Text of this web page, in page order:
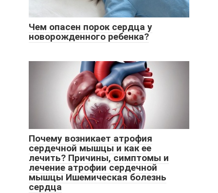
Чем опасен порок сердца у
новорожденного ребенка?
Почему возникает атрофия
сердечной мышцы и как ее
лечить? Причины, симптомы и
лечение атрофии сердечной
мышцы Ишемическая болезнь
сердца